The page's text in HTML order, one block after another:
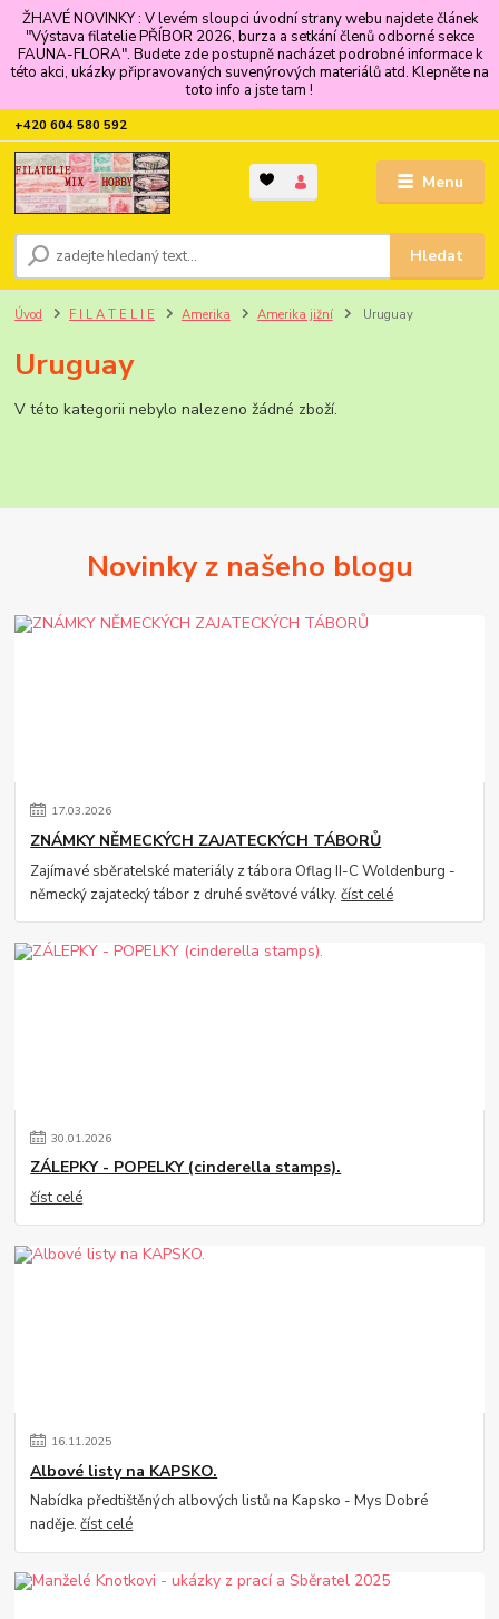
ŽHAVÉ NOVINKY : V levém sloupci úvodní strany webu najdete článek
"Výstava filatelie PŘÍBOR 2026, burza a setkání členů odborné sekce
FAUNA-FLORA". Budete zde postupně nacházet podrobné informace k
této akci, ukázky připravovaných suvenýrových materiálů atd. Klepněte na
toto info a jste tam !
Menu
Hledat
+420 604 580 592
Úvod F I L A T E L I E Amerika Amerika jižní Uruguay
Uruguay
V této kategorii nebylo nalezeno žádné zboží.
Novinky z našeho blogu
17.03.2026
ZNÁMKY NĚMECKÝCH ZAJATECKÝCH TÁBORŮ
Zajímavé sběratelské materiály z tábora Oflag II-C Woldenburg -
německý zajatecký tábor z druhé světové války.číst celé
30.01.2026
ZÁLEPKY - POPELKY (cinderella stamps).
číst celé
16.11.2025
Albové listy na KAPSKO.
Nabídka předtištěných albových listů na Kapsko - Mys Dobré
naděje.číst celé